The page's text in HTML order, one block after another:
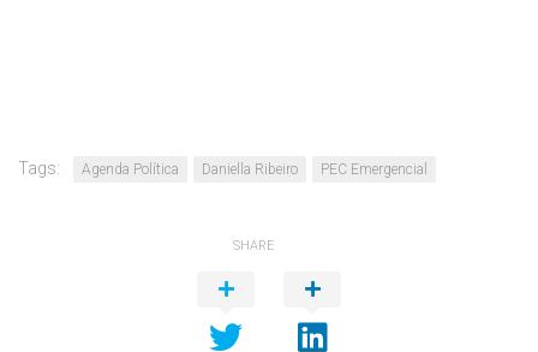
Tags: Agenda Política Daniella Ribeiro PEC Emergencial
SHARE